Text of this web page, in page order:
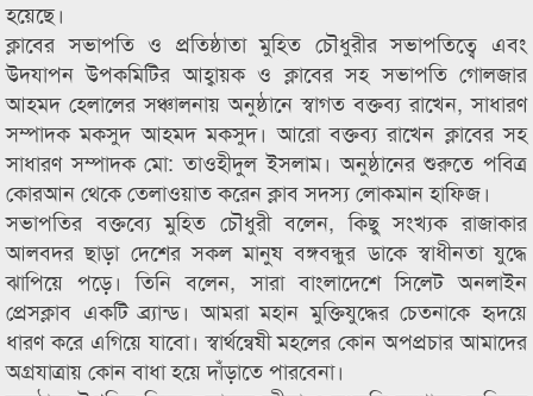
হয়েছে।
ক্লাবের সভাপতি ও প্রতিষ্ঠাতা মুহিত চৌধুরীর সভাপতিত্বে এবং
উদযাপন উপকমিটির আহ্বায়ক ও ক্লাবের সহ সভাপতি গোলজার
আহমদ হেলালের সঞ্চালনায় অনুষ্ঠানে স্বাগত বক্তব্য রাখেন, সাধারণ
সম্পাদক মকসুদ আহমদ মকসুদ। আরো বক্তব্য রাখেন ক্লাবের সহ
সাধারণ সম্পাদক মো: তাওহীদুল ইসলাম। অনুষ্ঠানের শুরুতে পবিত্র
কোরআন থেকে তেলাওয়াত করেন ক্লাব সদস্য লোকমান হাফিজ।
সভাপতির বক্তব্যে মুহিত চৌধুরী বলেন, কিছু সংখ্যক রাজাকার
আলবদর ছাড়া দেশের সকল মানুষ বঙ্গবন্ধুর ডাকে স্বাধীনতা যুদ্ধে
ঝাপিয়ে পড়ে। তিনি বলেন, সারা বাংলাদেশে সিলেট অনলাইন
প্রেসক্লাব একটি ব্র্যান্ড। আমরা মহান মুক্তিযুদ্ধের চেতনাকে হৃদয়ে
ধারণ করে এগিয়ে যাবো। স্বার্থন্বেষী মহলের কোন অপপ্রচার আমাদের
অগ্রযাত্রায় কোন বাধা হয়ে দাঁড়াতে পারবেনা।